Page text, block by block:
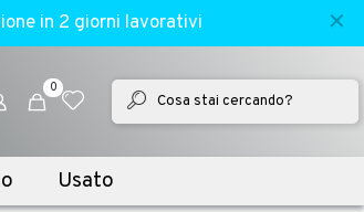
in 2 giorni lavorativi ✕
0
Usato